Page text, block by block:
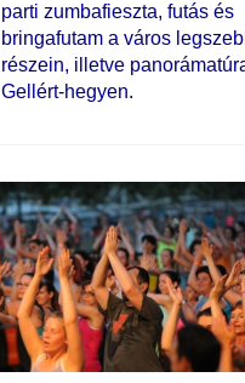
parti zumbafieszta, futás és
bringafutam a város
részein, illetve
Gellért-hegyen.